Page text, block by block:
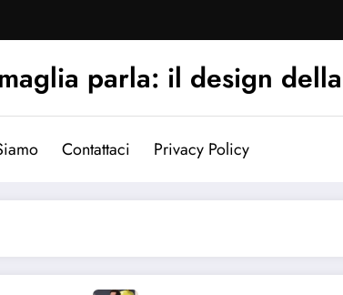
parla: il design
Contattaci Privacy Policy